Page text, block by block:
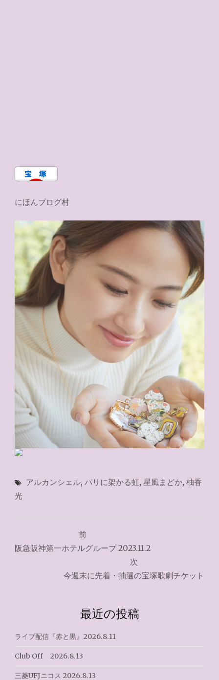
にほんブログ村
アルカンシェル, パリに架かる虹, 星風まどか, 柚香
光
稿
シ
ョ
ン
前
阪急阪神第一ホテルグループ 2023.11.2
次
今週末に先着・抽選の宝塚歌劇チケット
最近の投稿
ライブ配信『赤と黒』2026.8.11
Club Off 2026.8.13
三菱UFJニコス 2026.8.13